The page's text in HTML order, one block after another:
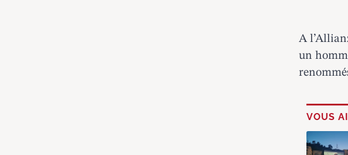
A
un
VOUS